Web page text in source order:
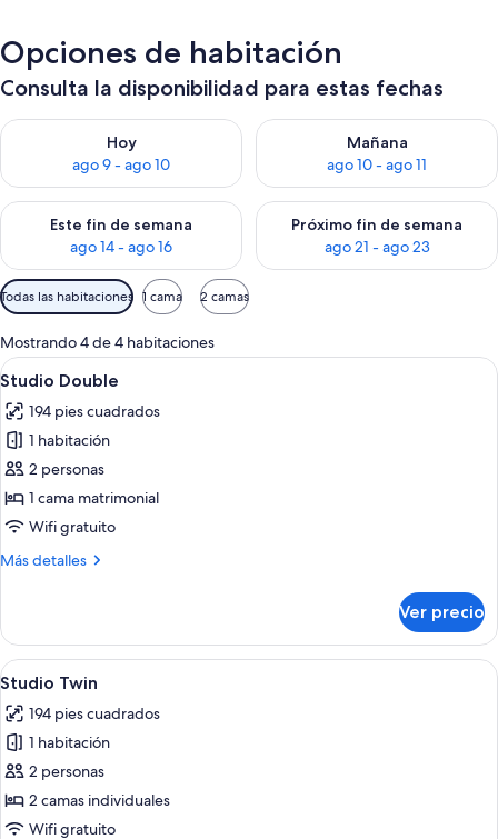
Opciones de habitación
Consulta la disponibilidad para estas fechas
Hoy
ago 9 - ago 10
Consulta la disponibilidad para hoy ago 9 - ago 10
Mañana
ago 10 - ago 11
Consulta la disponibilidad
Este fin de semana
ago 14 - ago 16
Consulta la disponibilidad para este fin de semana ago 14 -
Próximo fin de semana
ago 21 - ago 23
Consulta la disponibilidad
Filtros
disponibles
para
las
habitaciones
Todas las habitaciones 1 cama 2 camas
Mostrando 4 de 4 habitaciones
Abrir
todas
las
fotos
de
Studio
Double
Una cama bien hecha con una
5
Studio Double
194 pies cuadrados
1 habitación
2 personas
1 cama matrimonial
Wifi gratuito
Más detalles
Más
Double
Ver precio
Abrir
todas
las
fotos
de
Studio
Twin
Una habitación de hotel moderna
4
Studio Twin
194 pies cuadrados
1 habitación
2 personas
2 camas individuales
Wifi gratuito